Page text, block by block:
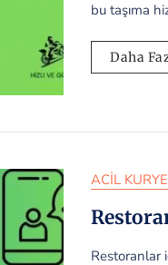
bu taşıma
Daha
ACIL KURYE
Restoranlar